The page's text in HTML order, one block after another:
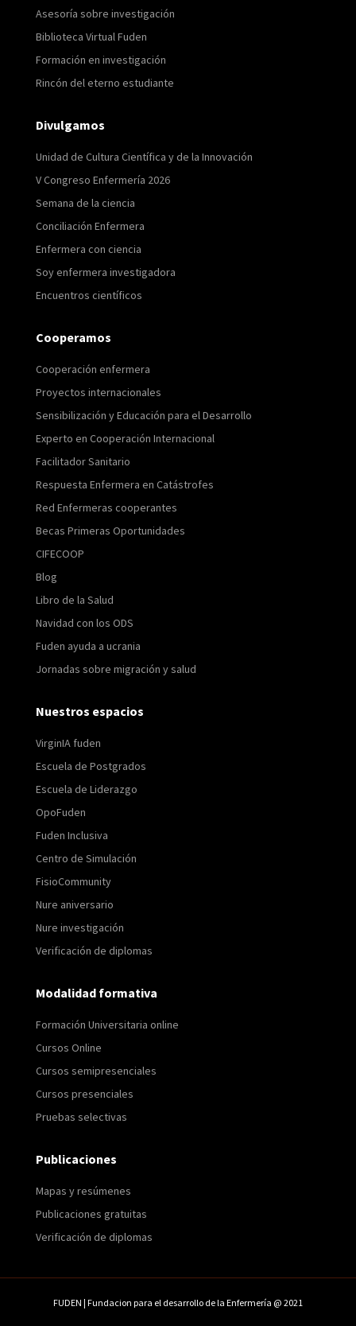
Asesoría sobre investigación
Biblioteca Virtual Fuden
Formación en investigación
Rincón del eterno estudiante
Divulgamos
Unidad de Cultura Científica y de la Innovación
V Congreso Enfermería 2026
Semana de la ciencia
Conciliación Enfermera
Enfermera con ciencia
Soy enfermera investigadora
Encuentros científicos
Cooperamos
Cooperación enfermera
Proyectos internacionales
Sensibilización y Educación para el Desarrollo
Experto en Cooperación Internacional
Facilitador Sanitario
Respuesta Enfermera en Catástrofes
Red Enfermeras cooperantes
Becas Primeras Oportunidades
CIFECOOP
Blog
Libro de la Salud
Navidad con los ODS
Fuden ayuda a ucrania
Jornadas sobre migración y salud
Nuestros espacios
VirginIA fuden
Escuela de Postgrados
Escuela de Liderazgo
OpoFuden
Fuden Inclusiva
Centro de Simulación
FisioCommunity
Nure aniversario
Nure investigación
Verificación de diplomas
Modalidad formativa
Formación Universitaria online
Cursos Online
Cursos semipresenciales
Cursos presenciales
Pruebas selectivas
Publicaciones
Mapas y resúmenes
Publicaciones gratuitas
Verificación de diplomas
FUDEN | Fundacion para el desarrollo de la Enfermería @ 2021